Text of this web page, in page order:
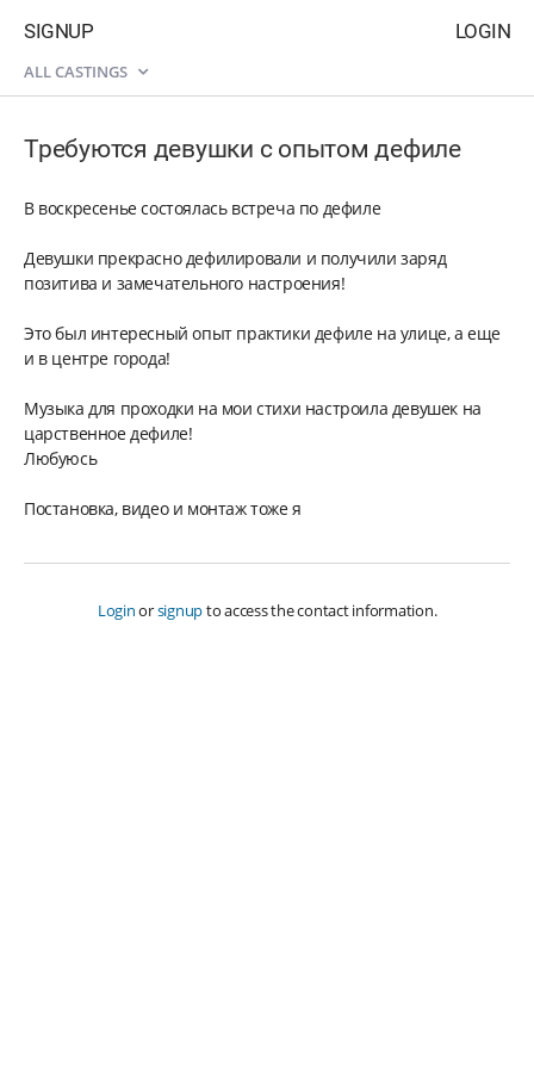
LOGIN
SIGNUP
ALL CASTINGS
Требуются девушки с опытом дефиле
В воскресенье состоялась встреча по дефиле
Девушки прекрасно дефилировали и получили заряд
позитива и замечательного настроения!
Это был интересный опыт практики дефиле на улице, а еще
и в центре города!
Музыка для проходки на мои стихи настроила девушек на
царственное дефиле!
Любуюсь
Постановка, видео и монтаж тоже я
Loginorsignupto access the contact information.